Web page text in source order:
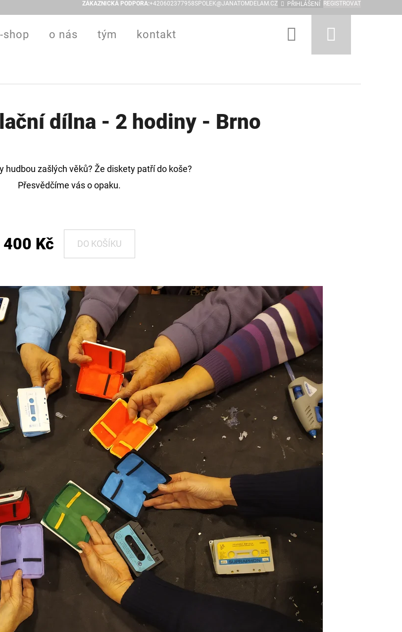
ZÁKAZNICKÁ PODPORA:+420602377958SPOLEK@JANATOMDELAM.CZ PŘIHLÁŠENÍ REGISTROVAT
shop o nás tým kontakt Hledat
dílna - 2 hodiny - Brno
hudbou zašlých věků? Že diskety patří do koše?
Přesvědčíme vás o opaku.
400 Kč DO KOŠÍKU